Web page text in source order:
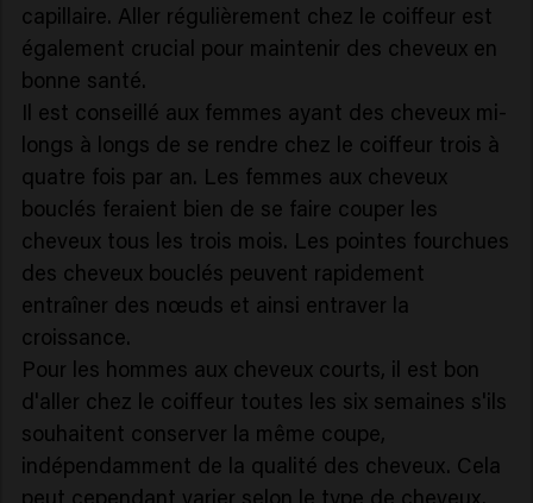
capillaire. Aller régulièrement chez le coiffeur est
également crucial pour maintenir des cheveux en
bonne santé.
Il est conseillé aux femmes ayant des cheveux mi-
longs à longs de se rendre chez le coiffeur trois à
quatre fois par an. Les femmes aux cheveux
bouclés feraient bien de se faire couper les
cheveux tous les trois mois. Les pointes fourchues
des cheveux bouclés peuvent rapidement
entraîner des nœuds et ainsi entraver la
croissance.
Pour les hommes aux cheveux courts, il est bon
d'aller chez le coiffeur toutes les six semaines s'ils
souhaitent conserver la même coupe,
indépendamment de la qualité des cheveux. Cela
peut cependant varier selon le type de cheveux.